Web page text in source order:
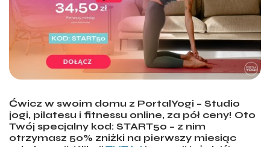
Ćwicz w swoim domu z PortalYogi – Studio
jogi, pilatesu i fitnessu online, za pół ceny! Oto
Twój specjalny kod: START50 – z nim
otrzymasz 50% zniżki na pierwszy miesiąc